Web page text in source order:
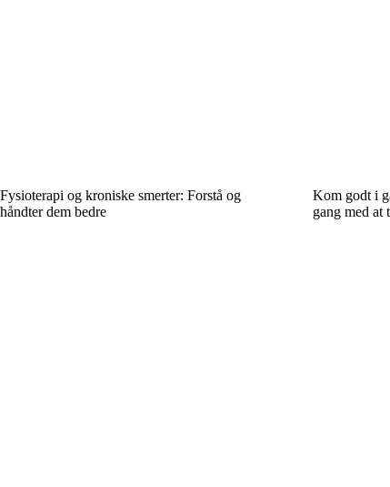
Fysioterapi og kroniske smerter: Forstå og
håndter dem bedre
Kom godt i
gang med at